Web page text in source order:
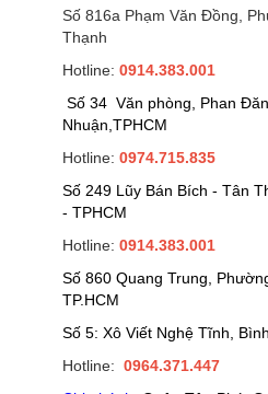
Số 816a Phạm Văn Đồng,
Thạnh
Hotline: 0914.383.001
Số 34 Văn phòng, Phan
Nhuận,TPHCM
Hotline: 0974.715.835
Số 249 Lũy Bán Bích - Tân
- TPHCM
Hotline: 0914.383.001
Số 860 Quang Trung,
TP.HCM
Số 5: Xô Viết Nghệ Tĩnh,
Hotline: 0964.371.447